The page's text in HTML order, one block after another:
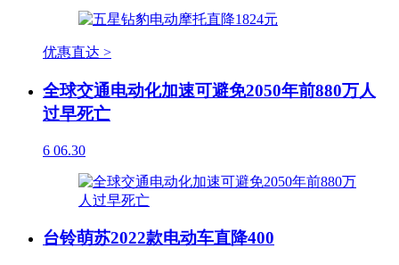
优惠直达 >
全球交通电动化加速可避免2050年前880万人
过早死亡
6 06.30
台铃萌苏2022款电动车直降400